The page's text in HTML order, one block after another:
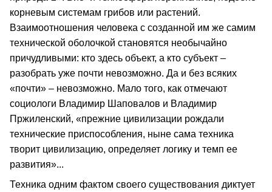
корневым системам грибов или растений.
Взаимоотношения человека с созданной им же самим
технической оболочкой становятся необычайно
причудливыми: кто здесь объект, а кто субъект –
разобрать уже почти невозможно. Да и без всяких
«почти» – невозможно. Мало того, как отмечают
социологи Владимир Шаповалов и Владимир
Пржиленский, «прежние цивилизации рождали
технические приспособления, ныне сама техника
творит цивилизацию, определяет логику и темп ее
развития»...
Техника одним фактом своего существования диктует